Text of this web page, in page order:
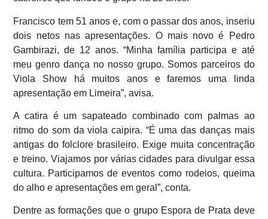
Francisco tem 51 anos e, com o passar dos anos, inseriu
dois netos nas apresentações. O mais novo é Pedro
Gambirazi, de 12 anos. “Minha família participa e até
meu genro dança no nosso grupo. Somos parceiros do
Viola Show há muitos anos e faremos uma linda
apresentação em Limeira”, avisa.
A catira é um sapateado combinado com palmas ao
ritmo do som da viola caipira. “É uma das danças mais
antigas do folclore brasileiro. Exige muita concentração
e treino. Viajamos por várias cidades para divulgar essa
cultura. Participamos de eventos como rodeios, queima
do alho e apresentações em geral”, conta.
Dentre as formações que o grupo Espora de Prata deve